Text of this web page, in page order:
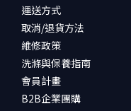
運送方式
取消/退貨方法
維修政策
洗滌與保養指南
會員計畫
B2B企業團購